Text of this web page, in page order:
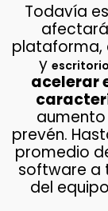
Todavía
plataforma,
y escritorio
acelerar
prevén.
promedio
software a
del